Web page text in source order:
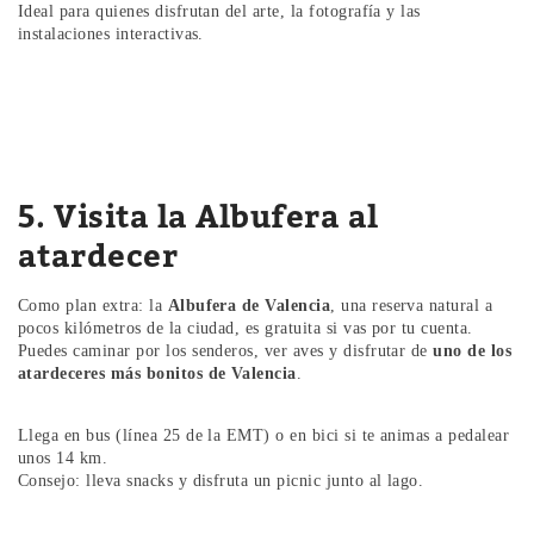
Ideal para quienes disfrutan del arte, la fotografía y las
instalaciones interactivas.
5. Visita la Albufera al
atardecer
Como plan extra: la Albufera de Valencia , una reserva natural a
pocos kilómetros de la ciudad, es gratuita si vas por tu cuenta.
Puedes caminar por los senderos, ver aves y disfrutar deuno de los
atardeceres más bonitos de Valencia
Llega en bus (línea 25 de la EMT) o en bici si te animas a pedalear
unos 14 km.
Consejo: lleva snacks y disfruta un picnic junto al lago.